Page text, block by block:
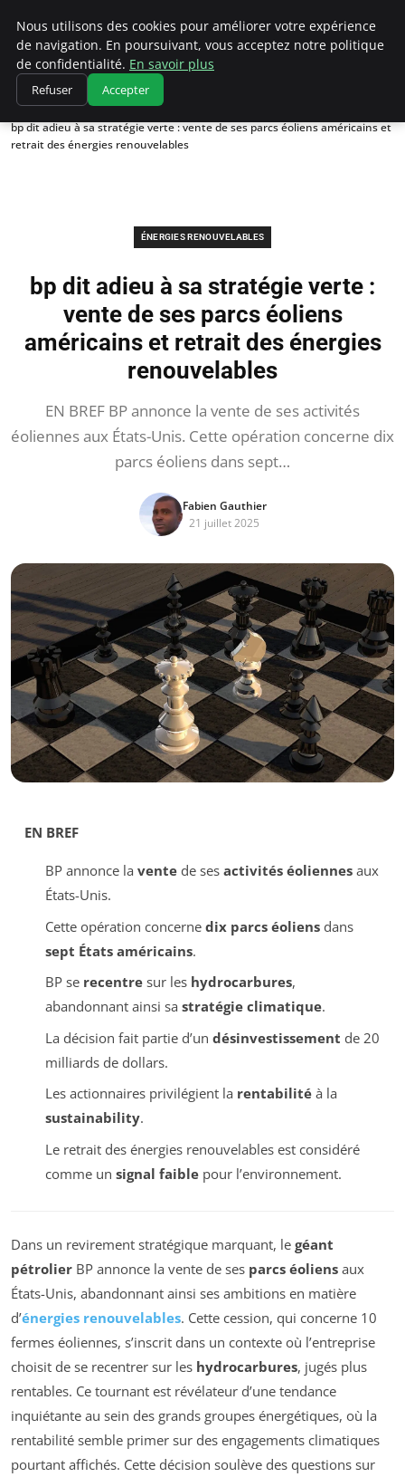
Climatedebtagents
Accueil
Énergies Renouvelables
bp dit adieu à sa stratégie verte : vente de ses parcs éoliens américains et
retrait des énergies renouvelables
ÉNERGIES RENOUVELABLES
bp dit adieu à sa stratégie verte :
vente de ses parcs éoliens
américains et retrait des énergies
renouvelables
EN BREF BP annonce la vente de ses activités
éoliennes aux États-Unis. Cette opération concerne dix
parcs éoliens dans sept…
Fabien Gauthier
21 juillet 2025
EN BREF
BP annonce la ventede ses activités éoliennesaux
États-Unis.
Cette opération concerne dix parcs éoliensdans
sept États américains.
BP se recentresur les hydrocarbures,
abandonnant ainsi sa stratégie climatique.
La décision fait partie d’un désinvestissement de 20
milliards de dollars.
Les actionnaires privilégient la rentabilitéà la
sustainability.
Le retrait des énergies renouvelables est considéré
comme un signal faiblepour l’environnement.
Dans un revirement stratégique marquant, le géant
pétrolier BP annonce la vente de ses parcs éoliens aux
États-Unis, abandonnant ainsi ses ambitions en matière
d’énergies renouvelables. Cette cession, qui concerne 10
fermes éoliennes, s’inscrit dans un contexte où l’entreprise
choisit de se recentrer sur les hydrocarbures, jugés plus
rentables. Ce tournant est révélateur d’une tendance
inquiétante au sein des grands groupes énergétiques, où la
rentabilité semble primer sur des engagements climatiques
pourtant affichés. Cette décision soulève des questions sur
Nous utilisons des cookies pour améliorer votre expérience
de navigation. En poursuivant, vous acceptez notre politique
de confidentialité. En savoir plus
Refuser Accepter